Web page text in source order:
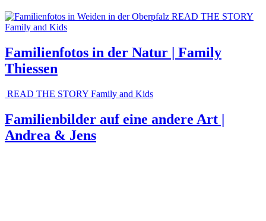
READ THE STORY
Family and Kids
Familienfotos in der Natur | Family
Thiessen
READ THE STORY Family and Kids
Familienbilder auf eine andere Art |
Andrea & Jens